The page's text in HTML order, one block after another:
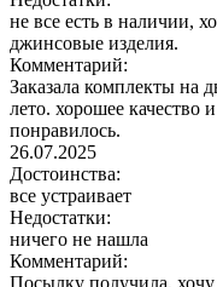
не все есть в наличии,
джинсовые изделия.
Комментарий:
Заказала комплекты на
лето. хорошее
понравилось.
26.07.2025
Достоинства:
все устраивает
Недостатки:
ничего не нашла
Комментарий:
Посылку получила,